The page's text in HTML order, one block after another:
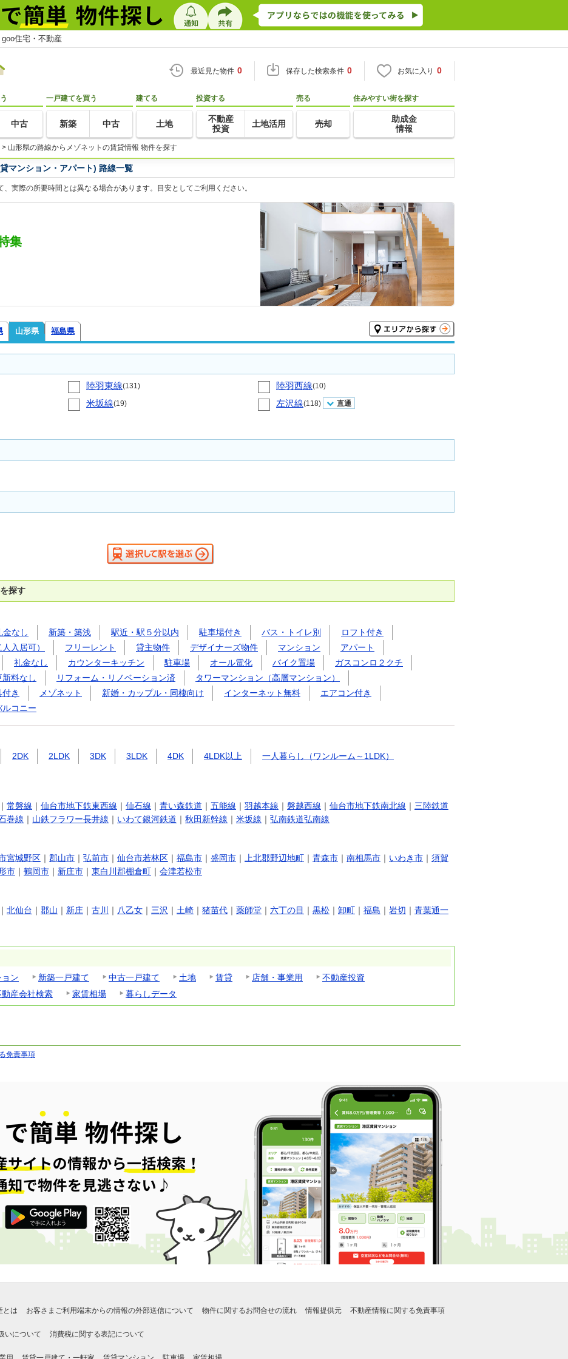
住宅・不動産
最近見た物件 0 保存した検索条件 0 お気に入り 0
中古
一戸建てを買う
新築 中古
建てる
土地
投資する
不動産
投資
土地活用
売る
売却
住みやすい街を探す
助成金
情報
> 山形県の路線からメゾネットの賃貸情報 物件を探す
マンション・アパート) 路線一覧
実際の所要時間とは異なる場合があります。目安としてご利用ください。
集
山形県 福島県
陸羽東線(131) 陸羽西線(10)
米坂線(19) 左沢線(118) 直通
探す
金なし 新築・築浅 駅近・駅５分以内 駐車場付き バス・トイレ別
ロフト付き
入居可） フリーレント 貸主物件 デザイナーズ物件 マンション
アパート
礼金なし カウンターキッチン 駐車場 オール電化 バイク置場
ガスコンロ２クチ
新料なし リフォーム・リノベーション済
タワーマンション（高層マンション）
き メゾネット 新婚・カップル・同棲向け インターネット無料
エアコン付き
ルコニー
2DK 2LDK 3DK 3LDK 4DK 4LDK以上 一人暮らし（ワンルーム～1LDK）
｜ 常磐線 ｜ 仙台市地下鉄東西線 ｜ 仙石線 ｜ 青い森鉄道 ｜ 五能線 ｜ 羽越本線 ｜ 磐越西線 ｜ 仙台市地下鉄南北線 ｜ 三陸鉄道
巻線 ｜ 山鉄フラワー長井線 ｜ いわて銀河鉄道 ｜ 秋田新幹線 ｜ 米坂線 ｜ 弘南鉄道弘南線
宮城野区 ｜ 郡山市 ｜ 弘前市 ｜ 仙台市若林区 ｜ 福島市 ｜ 盛岡市 ｜ 上北郡野辺地町 ｜ 青森市 ｜ 南相馬市 ｜ いわき市 ｜ 須賀
市 ｜ 鶴岡市 ｜ 新庄市 ｜ 東白川郡棚倉町 ｜ 会津若松市
｜ 北仙台 ｜ 郡山 ｜ 新庄 ｜ 古川 ｜ 八乙女 ｜ 三沢 ｜ 土崎 ｜ 猪苗代 ｜ 薬師堂 ｜ 六丁の目 ｜ 黒松 ｜ 卸町 ｜ 福島 ｜ 岩切 ｜ 青葉通一
ン 新築一戸建て 中古一戸建て 土地 賃貸 店舗・事業用
不動産投資
動産会社検索 家賃相場 暮らしデータ
免責事項
とは お客さまご利用端末からの情報の外部送信について 物件に関するお問合せの流れ 情報提供元 不動産情報に関する免責事項
いについて 消費税に関する表記について